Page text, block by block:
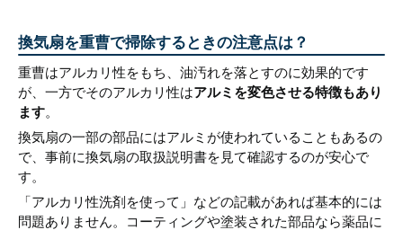
換気扇を重曹で掃除するときの注意点は？
重曹はアルカリ性をもち、油汚れを落とすのに効果的です
が、一方でそのアルカリ性はアルミを変色させる特徴もあり
ます。
換気扇の一部の部品にはアルミが使われていることもあるの
で、事前に換気扇の取扱説明書を見て確認するのが安心で
す。
「アルカリ性洗剤を使って」などの記載があれば基本的には
問題ありません。コーティングや塗装された部品なら薬品に